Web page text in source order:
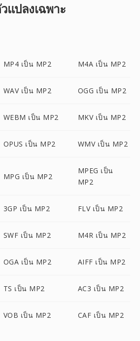
แปลงเฉพาะ
MP4 เป็น MP2 M4A เป็น MP2
WAV เป็น MP2 OGG เป็น MP2
WEBM เป็น MP2 MKV เป็น MP2
OPUS เป็น MP2 WMV เป็น MP2
MPG เป็น MP2
MPEG เป็น
MP2
3GP เป็น MP2 FLV เป็น MP2
SWF เป็น MP2 M4R เป็น MP2
OGA เป็น MP2 AIFF เป็น MP2
TS เป็น MP2 AC3 เป็น MP2
VOB เป็น MP2 CAF เป็น MP2